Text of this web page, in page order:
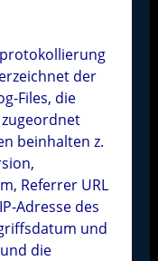
der
Files, die
beinhalten z.
Referrer URL
Adresse des
und
die